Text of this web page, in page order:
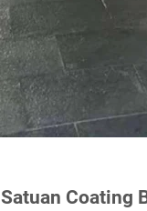
Coating